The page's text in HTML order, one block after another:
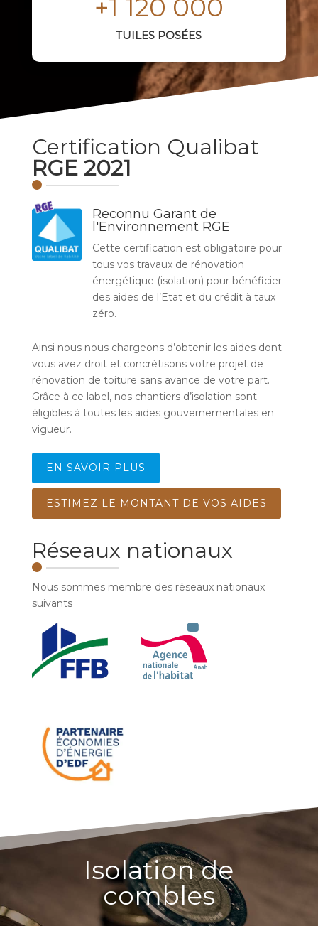
+1 120 000
TUILES POSÉES
Certification Qualibat
RGE 2021
Reconnu Garant de
l'Environnement RGE
Cette certification est obligatoire pour
tous vos travaux de rénovation
énergétique (isolation) pour bénéficier
des aides de l’Etat et du crédit à taux
zéro.
Ainsi nous nous chargeons d’obtenir les aides dont
vous avez droit et concrétisons votre projet de
rénovation de toiture sans avance de votre part.
Grâce à ce label, nos chantiers d’isolation sont
éligibles à toutes les aides gouvernementales en
vigueur.
EN SAVOIR PLUS
ESTIMEZ LE MONTANT DE VOS AIDES
Réseaux nationaux
Nous sommes membre des réseaux nationaux
suivants
Isolation de
combles